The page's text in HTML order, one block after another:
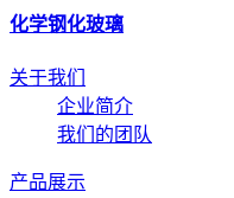
化学钢化玻璃
关于我们
企业简介
我们的团队
产品展示